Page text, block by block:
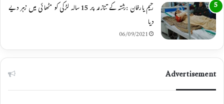
رحیم یارخان :رشتہ کے تنازعہ پر 15 سالہ لڑکی کو مٹھائی میں زہر دیے
دیا
06/09/2021
Advertisement